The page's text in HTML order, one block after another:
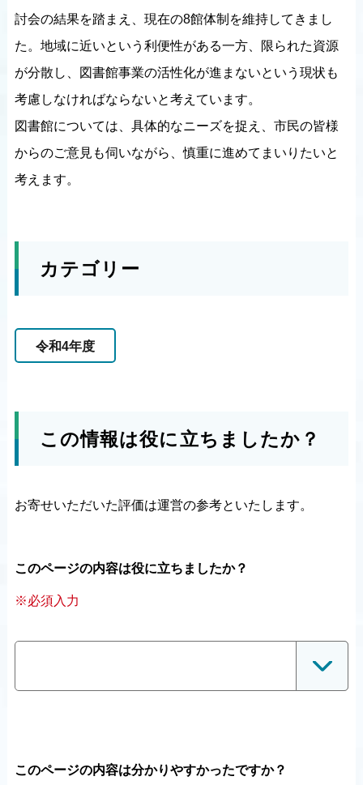
討会の結果を踏まえ、現在の8館体制を維持してきまし
た。地域に近いという利便性がある一方、限られた資源
が分散し、図書館事業の活性化が進まないという現状も
考慮しなければならないと考えています。
図書館については、具体的なニーズを捉え、市民の皆様
からのご意見も伺いながら、慎重に進めてまいりたいと
考えます。
カテゴリー
令和4年度
この情報は役に立ちましたか？
お寄せいただいた評価は運営の参考といたします。
このページの内容は役に立ちましたか？
※必須入力
このページの内容は分かりやすかったですか？